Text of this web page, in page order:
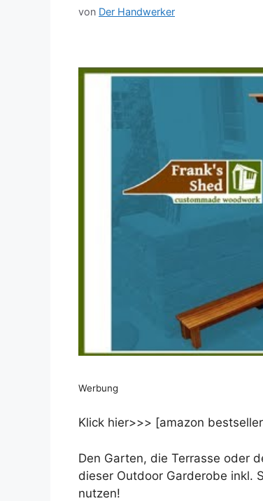
von Der Handwerker
Dieses Video auf YouTube
Werbung
Klick hier>>> [amazon
Den Garten, die Terrasse oder
dieser Outdoor Garderobe inkl.
nutzen!